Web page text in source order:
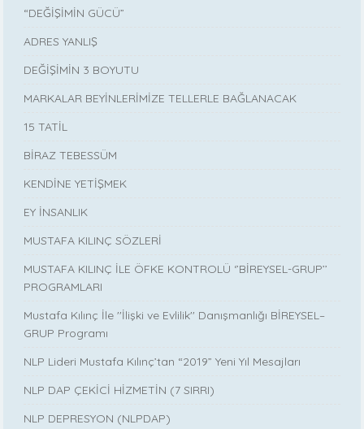
“DEĞİŞİMİN GÜCÜ”
ADRES YANLIŞ
DEĞİŞİMİN 3 BOYUTU
MARKALAR BEYİNLERİMİZE TELLERLE BAĞLANACAK
15 TATİL
BİRAZ TEBESSÜM
KENDİNE YETİŞMEK
EY İNSANLIK
MUSTAFA KILINÇ SÖZLERİ
MUSTAFA KILINÇ İLE ÖFKE KONTROLÜ ‘’BİREYSEL-GRUP’’
PROGRAMLARI
Mustafa Kılınç İle ''İlişki ve Evlilik'' Danışmanlığı BİREYSEL–
GRUP Programı
NLP Lideri Mustafa Kılınç’tan “2019” Yeni Yıl Mesajları
NLP DAP ÇEKİCİ HİZMETİN (7 SIRRI)
NLP DEPRESYON (NLPDAP)